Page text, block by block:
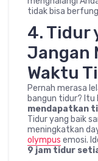
tidak bisa
4. Tidur
Jangan
Waktu
Pernah merasa
bangun tidur? Itu
mendapatkan
Tidur yang baik
meningkatkan
olympus emosi.
9 jam tidur